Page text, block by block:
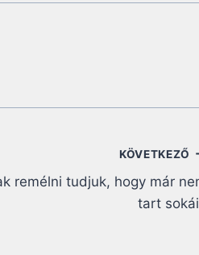
KÖVETKEZŐ
remélni tudjuk, hogy már
tart